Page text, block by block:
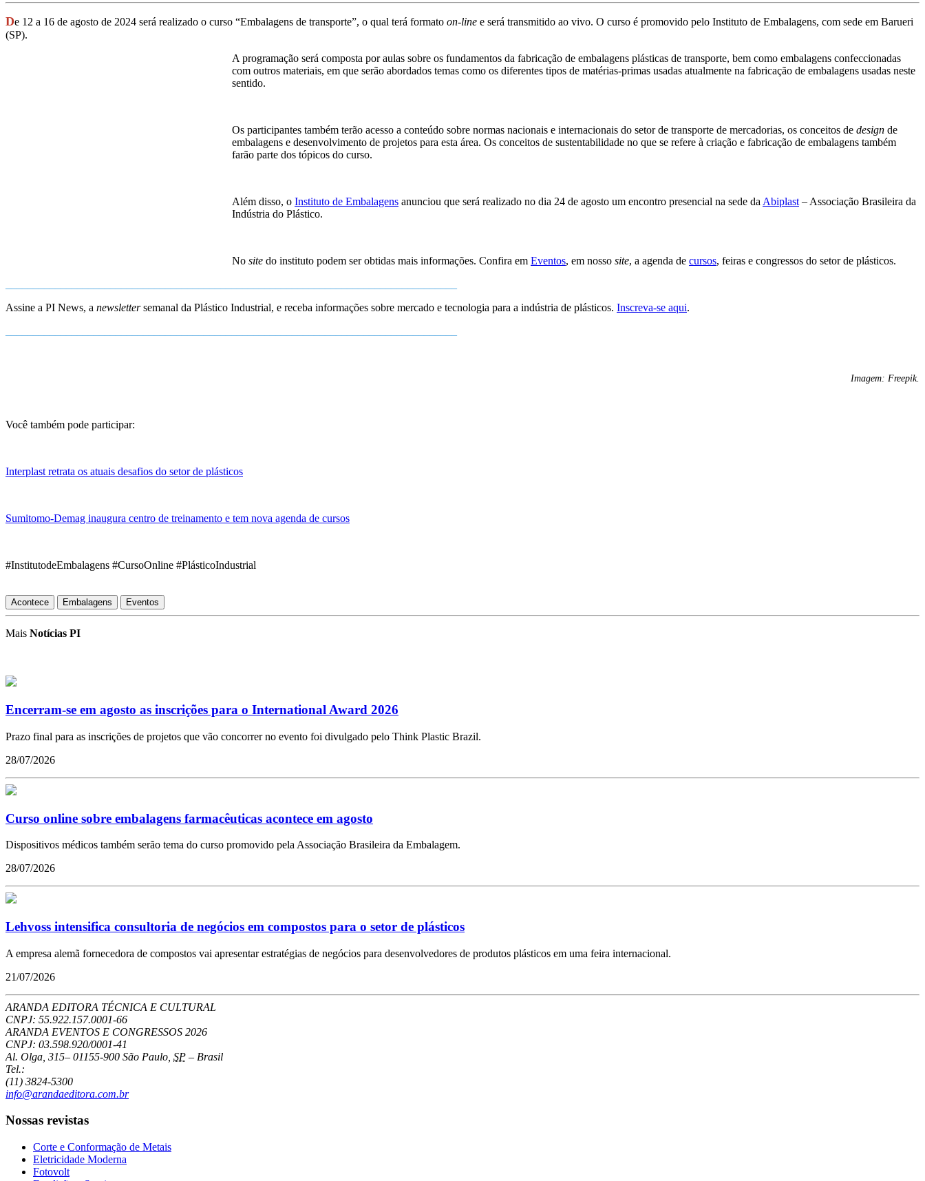
De 12 a 16 de agosto de 2024 será realizado o curso “Embalagens de transporte”, o qual terá formato on-line e será transmitido ao vivo. O curso é promovido pelo Instituto de Embalagens, com sede em Barueri
(SP).
A programação será composta por aulas sobre os fundamentos da fabricação de embalagens plásticas de transporte, bem como embalagens confeccionadas
com outros materiais, em que serão abordados temas como os diferentes tipos de matérias-primas usadas atualmente na fabricação de embalagens usadas neste
sentido.
Os participantes também terão acesso a conteúdo sobre normas nacionais e internacionais do setor de transporte de mercadorias, os conceitos de design de
embalagens e desenvolvimento de projetos para esta área. Os conceitos de sustentabilidade no que se refere à criação e fabricação de embalagens também
farão parte dos tópicos do curso.
Além disso, o Instituto de Embalagens anunciou que será realizado no dia 24 de agosto um encontro presencial na sede daAbiplast– Associação Brasileira da
Indústria do Plástico.
No site do instituto podem ser obtidas mais informações. Confira em Eventos, em nosso site, a agenda de cursos, feiras e congressos do setor de plásticos.
Assine a PI News, a newslettersemanal da Plástico Industrial, e receba informações sobre mercado e tecnologia para a indústria de plásticos. Inscreva-se aqui.
Imagem: Freepik.
Você também pode participar:
Interplast retrata os atuais desafios do setor de plásticos
Sumitomo-Demag inaugura centro de treinamento e tem nova agenda de cursos
#InstitutodeEmbalagens #CursoOnline #PlásticoIndustrial
Acontece Embalagens Eventos
Mais Notícias PI
Encerram-se em agosto as inscrições para o International Award 2026
Prazo final para as inscrições de projetos que vão concorrer no evento foi divulgado pelo Think Plastic Brazil.
28/07/2026
Curso online sobre embalagens farmacêuticas acontece em agosto
Dispositivos médicos também serão tema do curso promovido pela Associação Brasileira da Embalagem.
28/07/2026
Lehvoss intensifica consultoria de negócios em compostos para o setor de plásticos
A empresa alemã fornecedora de compostos vai apresentar estratégias de negócios para desenvolvedores de produtos plásticos em uma feira internacional.
21/07/2026
ARANDA EDITORA TÉCNICA E CULTURAL
CNPJ: 55.922.157.0001-66
ARANDA EVENTOS E CONGRESSOS 2026
CNPJ: 03.598.920/0001-41
Al. Olga, 315– 01155-900 São Paulo SP – Brasil
Tel.:
(11) 3824-5300
info@arandaeditora.com.br
Nossas revistas
Corte e Conformação de Metais
Eletricidade Moderna
Fotovolt